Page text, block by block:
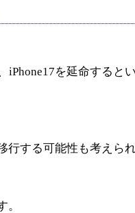
を延命すると
する可能性も考えられ